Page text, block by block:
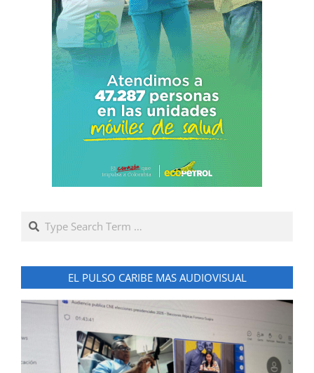
Search
EL PULSO CARIBE MAS AUDIOVISUAL